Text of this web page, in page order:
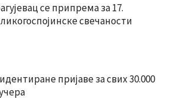
се припрема за 17.
свечаности
пријаве за свих 30.000